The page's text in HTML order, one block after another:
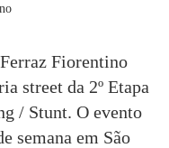
Fiorentino
street da 2º Etapa
/ Stunt. O evento
semana em São